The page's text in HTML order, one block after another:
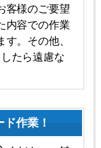
客様のご要望
内容での作業
す。その他、
たら遠慮な
作業！